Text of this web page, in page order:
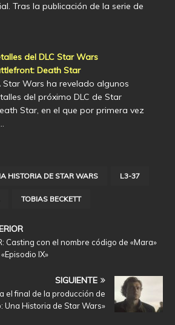
Tras la publicación de la serie de
del DLC Star Wars
Death Star
Star Wars ha revelado algunos
del próximo DLC de Star
Star, en el que por primera vez
HISTORIA DE STAR WARS L3-37
TOBIAS BECKETT
Casting con el nombre código de «Mara»
IX»
SIGUIENTE
el final de la producción de
Una Historia de Star Wars»